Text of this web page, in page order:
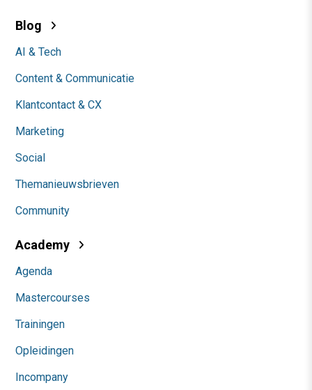
Blog
AI & Tech
Content & Communicatie
Klantcontact & CX
Marketing
Social
Themanieuwsbrieven
Community
Academy
Agenda
Mastercourses
Trainingen
Opleidingen
Incompany